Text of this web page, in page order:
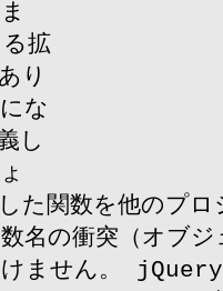
拡
り
な
し
た関数を他のプ
名の衝突（オブ
けません。